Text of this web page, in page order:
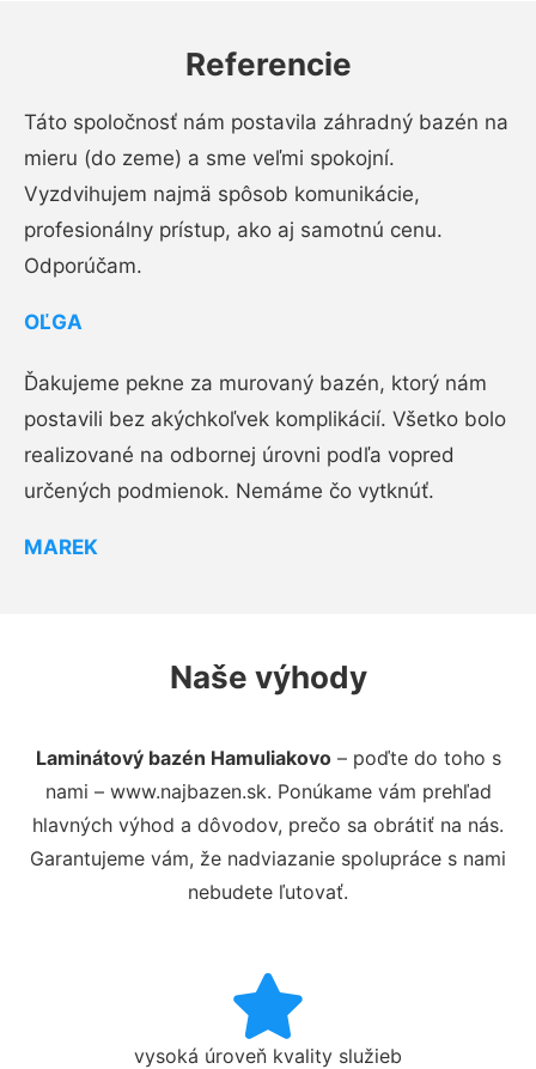
Referencie
Táto spoločnosť nám postavila záhradný bazén na
mieru (do zeme) a sme veľmi spokojní.
Vyzdvihujem najmä spôsob komunikácie,
profesionálny prístup, ako aj samotnú cenu.
Odporúčam.
OĽGA
Ďakujeme pekne za murovaný bazén, ktorý nám
postavili bez akýchkoľvek komplikácií. Všetko bolo
realizované na odbornej úrovni podľa vopred
určených podmienok. Nemáme čo vytknúť.
MAREK
Naše výhody
Laminátový bazén Hamuliakovo– poďte do toho s
nami – www.najbazen.sk. Ponúkame vám prehľad
hlavných výhod a dôvodov, prečo sa obrátiť na nás.
Garantujeme vám, že nadviazanie spolupráce s nami
nebudete ľutovať.
vysoká úroveň kvality služieb